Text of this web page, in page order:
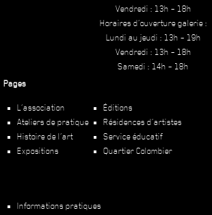
Vendredi : 13h – 18h
Horaires d’ouverture galerie :
Lundi au jeudi : 13h – 19h
Vendredi : 13h – 18h
Samedi : 14h – 18h
Pages
L’association
Ateliers de pratique
Histoire de l’art
Expositions
Éditions
Résidences d’artistes
Service éducatif
Quartier Colombier
Informations pratiques